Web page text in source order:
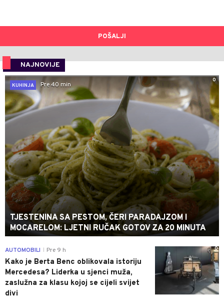
POŠALJI
NAJNOVIJE
0
KUHINJA
Pre 40 min
TJESTENINA SA PESTOM, ČERI PARADAJZOM I
MOCARELOM: LJETNI RUČAK GOTOV ZA 20 MINUTA
0
AUTOMOBILI Pre 9 h
Kako je Berta Benc oblikovala istoriju
Mercedesa? Liderka u sjenci muža,
zaslužna za klasu kojoj se cijeli svijet
divi